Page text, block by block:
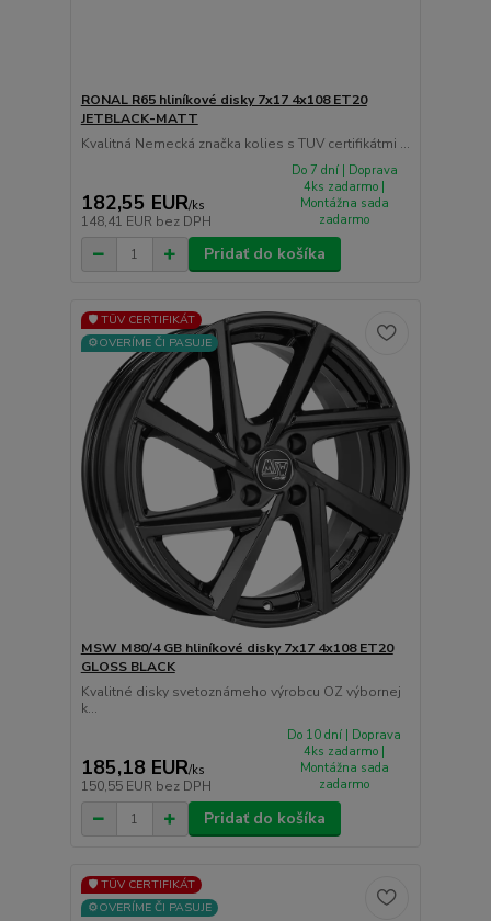
RONAL R65 hliníkové disky 7x17 4x108 ET20
JETBLACK-MATT
Kvalitná Nemecká značka kolies s TUV certifikátmi ...
182,55 EUR/ks
148,41 EUR bez DPH
Do 7 dní | Doprava
4ks zadarmo |
Montážna sada
zadarmo
Pridať do košíka
🛡️ TÜV CERTIFIKÁT
⚙️OVERÍME ČI PASUJE
MSW M80/4 GB hliníkové disky 7x17 4x108 ET20
GLOSS BLACK
Kvalitné disky svetoznámeho výrobcu OZ výbornej
k...
185,18 EUR/ks
150,55 EUR bez DPH
Do 10 dní | Doprava
4ks zadarmo |
Montážna sada
zadarmo
Pridať do košíka
🛡️ TÜV CERTIFIKÁT
⚙️OVERÍME ČI PASUJE